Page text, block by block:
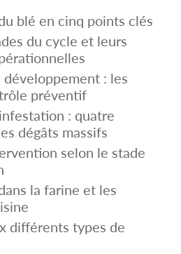
blé en cinq points clés
du cycle et leurs
: les
préventif
: quatre
dégâts massifs
selon le stade
la farine et les
différents types de